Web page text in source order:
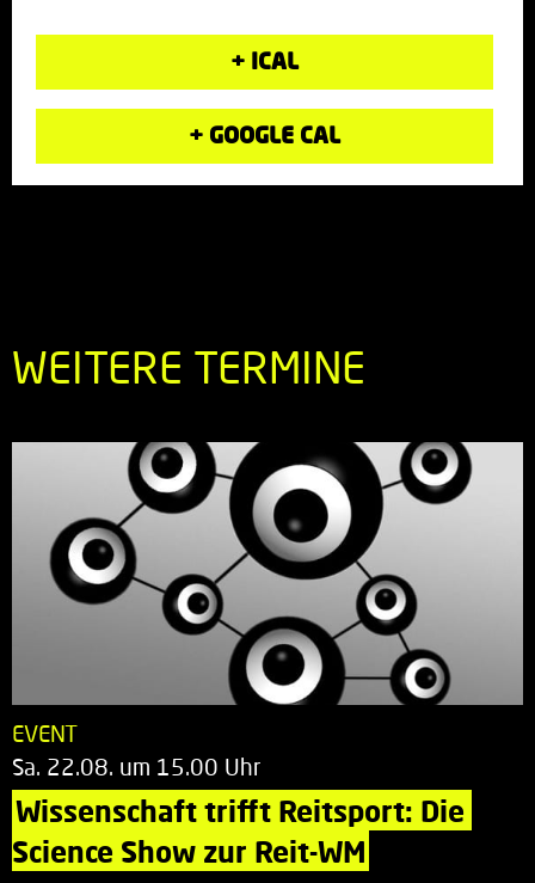
+ ICAL
+ GOOGLE CAL
WEITERE TERMINE
EVENT
Sa. 22.08. um 15.00 Uhr
Wissenschaft trifft Reitsport: Die
Science Show zur Reit-WM